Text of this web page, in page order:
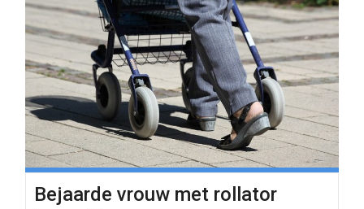
Bejaarde vrouw met rollator